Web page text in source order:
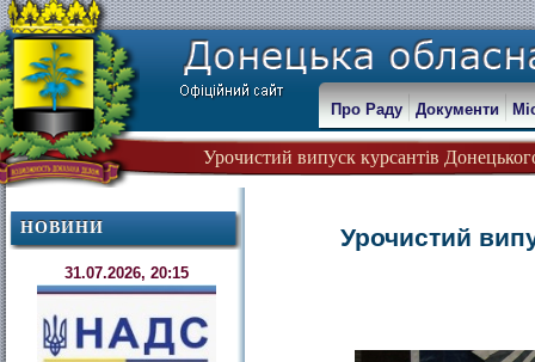
Урочистий випуск курсантів
Про Раду Документи
НОВИНИ
31.07.2026, 20:15
Урочистий